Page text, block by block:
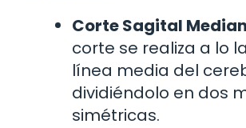
Corte Sagital
corte se realiza a lo
línea media del
dividiéndolo en dos
simétricas.